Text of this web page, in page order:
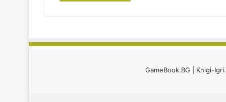
GameBook.BG Knigi-